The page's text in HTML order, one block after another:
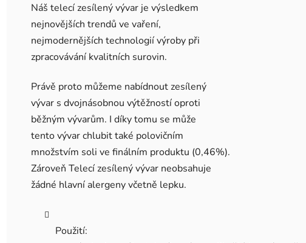
Náš telecí zesílený vývar je výsledkem
nejnovějších trendů ve vaření,
nejmodernějších technologií výroby při
zpracovávání kvalitních surovin.
Právě proto můžeme nabídnout zesílený
vývar s dvojnásobnou výtěžností oproti
běžným vývarům. I díky tomu se může
tento vývar chlubit také polovičním
množstvím soli ve finálním produktu (0,46%).
Zároveň Telecí zesílený vývar neobsahuje
žádné hlavní alergeny včetně lepku.
Použití: